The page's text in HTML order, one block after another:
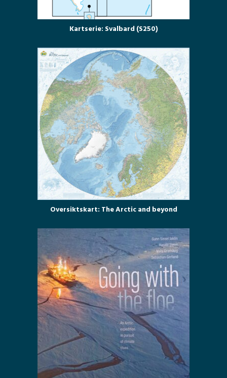
Kartserie: Svalbard (S250)
Oversiktskart: The Arctic and beyond